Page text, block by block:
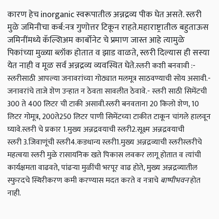
कारण हेच inorganic स्वरूपातील अन्नद्रव्य पीक घेत असते. स्लरी
मुळे जमिनीचा कर्ब:नत्र गुणोत्तर टिकून राहते.महाराष्ट्रातील बहुताऊस
जमिनींमध्ये कॅल्शिअम कार्बोनेट चे प्रमाण जास्त आहे त्यामुळे
पिकांच्या मुळ्या ब्लॉक होतात व झाड वाळते, स्लरी दिल्यास ही सस्या
येत नाही व मूळ सर्व अन्नद्रव्य व्यवस्थित घेते.स्लरी कशी बनवावी :-
स्लरीसाठी आपल्या जनावरांच्या गोठ्यात मलमूत्र साठवण्याची सोय असावी.-
जनावरांचे ताजे शेण उन्हात न ठेवता सावलीत ठेवावे.- स्लरी साठी सिमेंटची
300 ते 400 लिटर ची टाकी असावी.स्लरी बनवताना 20 किलो शेण, 10
लिटर गोमूत्र, 200ते250 लिटर पाणी सिमेंटच्या टाकीत टाकून चांगले हालवून
घ्यावे.स्लरी चे प्रकार1.मुख्य अन्नद्रवयाची स्लरी2.सूक्ष्म अन्नद्रवयाची
स्लरी3.जिवाणूंची स्लरी4.कडधान्य स्लरी1.मुख्य अन्नद्रव्याची स्लरीस्लरीचे
महत्वया स्लरी मुळे रासायनिक खते पिकास लवकर लागू होतात व त्यांची
कार्यक्षमता वाढवते, पांढऱ्या मुळींची भरपूर वाढ होते, मुख्य अन्नद्रव्यातील
स्फुरदचे स्थिरीकरण कमी करण्यास मदत करते व नत्राचेबाष्पीभवनहोत
नाही.